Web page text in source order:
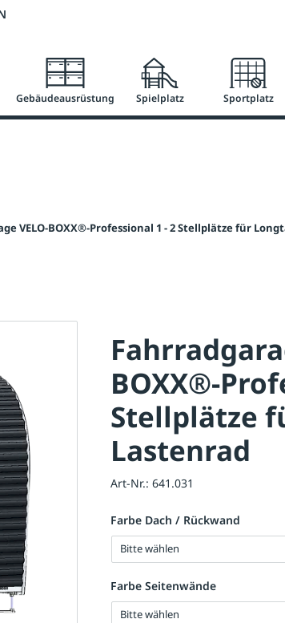
ab 50 €
Gebäudeausrüstung Spielplatz Sportplatz
VELO-BOXX®-Professional 1 - 2 Stellplätze für
BOXX®-
Stellplätze
Lastenrad
Art-Nr.: 641.031
Farbe Dach / Rückwand
Bitte wählen
Farbe Seitenwände
Bitte wählen